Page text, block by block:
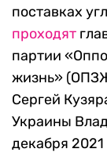
поставках
проходят
партии
жизнь»
Сергей
Украины
декабря